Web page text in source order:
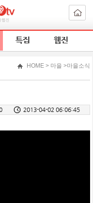
특집 웹진
HOME> 마을 >마을소식
2013-04-02 06:06:45